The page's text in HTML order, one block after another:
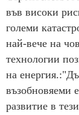
във високи
големи
най-вече на
технологии
на
възобновяеми
развитие в